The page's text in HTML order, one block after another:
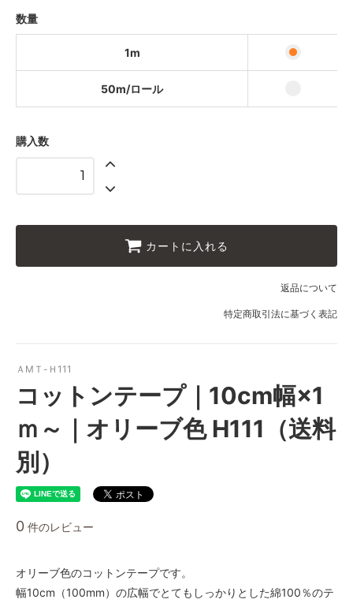
数量
1m
50m/ロール
購入数
カートに入れる
返品について
特定商取引法に基づく表記
ＡMＴ-Ｈ111
コットンテープ｜10cm幅×1
ｍ～｜オリーブ色 H111（送料
別）
0 件のレビュー
オリーブ色のコットンテープです。
幅10cm（100mm）の広幅でとてもしっかりとした綿100％のテ